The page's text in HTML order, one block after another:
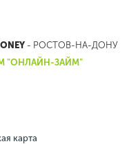
- РОСТОВ-НА-ДОНУ
"ОНЛАЙН-ЗАЙМ"
карта